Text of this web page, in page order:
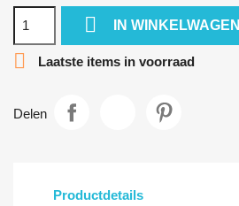
 IN WINKELWAGEN
 Laatste items in voorraad
Delen
Productdetails